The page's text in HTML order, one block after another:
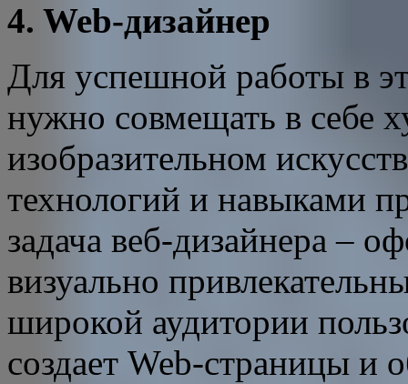
4. Web-дизайнер
Для успешной работы в
нужно совмещать в себе
изобразительном
технологий и навыками
задача веб-дизайнера –
визуально
широкой аудитории
создает Web-страницы и